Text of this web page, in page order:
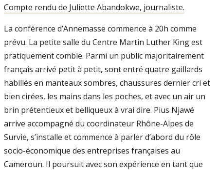
Compte rendu de Juliette Abandokwe, journaliste.
La conférence d’Annemasse commence à 20h comme
prévu. La petite salle du Centre Martin Luther King est
pratiquement comble. Parmi un public majoritairement
français arrivé petit à petit, sont entré quatre gaillards
habillés en manteaux sombres, chaussures dernier cri et
bien cirées, les mains dans les poches, et avec un air un
brin prétentieux et belliqueux à vrai dire. Pius Njawé
arrive accompagné du coordinateur Rhône-Alpes de
Survie, s’installe et commence à parler d’abord du rôle
socio-économique des entreprises françaises au
Cameroun. Il poursuit avec son expérience en tant que